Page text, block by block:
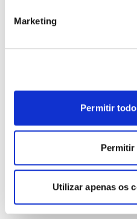
Marketing
Permitir
Permitir
Utilizar apenas os